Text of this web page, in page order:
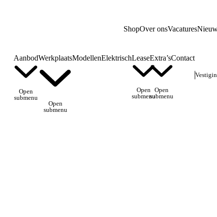
ShopOver onsVacatures
Aanbod
Open
submenu
Werkplaats
Open
submenu
ModellenElektrischLease
Open
submenu
Extra’s
Open
submenu
Contact